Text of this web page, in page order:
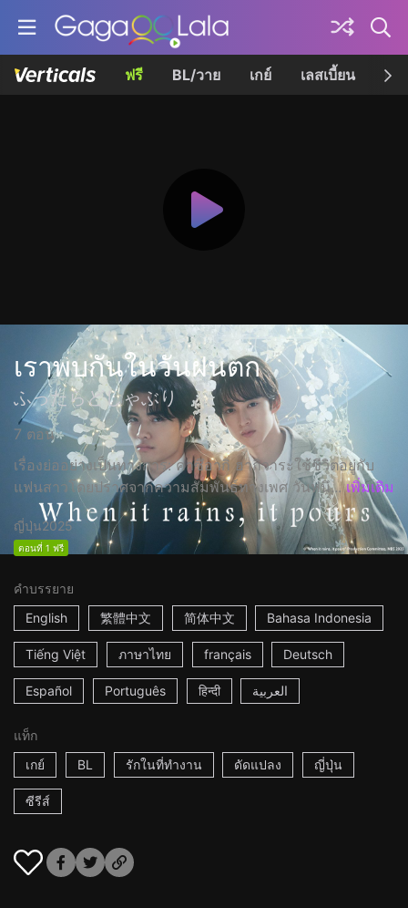
ฟรี BL/วาย เกย์ เลสเบี้ยน เค
เราพบกันในวันฝนตก
ふったらどしゃぶり
7 ตอน
เรื่องย่ออย่างเป็นทางการ: คาซึอากิ ฮากิวาระใช้ชีวิตอยู่กับ
แฟนสาวโดยปราศจากความสัมพันธ์ทางเพศ วันหนึ... เพิ่มเติม
ญี่ปุ่น2025
ตอนที่ 1 ฟรี
คำบรรยาย
English
繁體中文 简体中文 Bahasa Indonesia
Tiếng Việt ภาษาไทย français Deutsch
Español Português हिन्दी العربية
แท็ก
เกย์
BL รักในที่ทำงาน ดัดแปลง ญี่ปุ่น
ซีรีส์